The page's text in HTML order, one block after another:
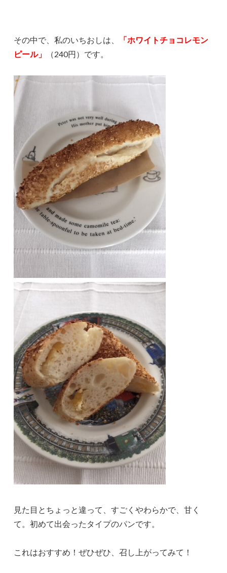
その中で、私のいちおしは、
「ホワイトチョコレモン
ピール」
（240円）です。
見た目とちょっと違って、すごくやわらかで、甘く
て。初めて出会ったタイプのパンです。
これはおすすめ！ぜひぜひ、召し上がってみて！